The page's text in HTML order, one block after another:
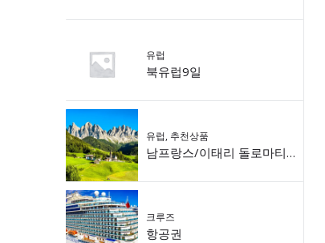
유럽
북유럽9일
유럽, 추천상품
남프랑스/이태리 돌로마티 9일
크루즈
항공권